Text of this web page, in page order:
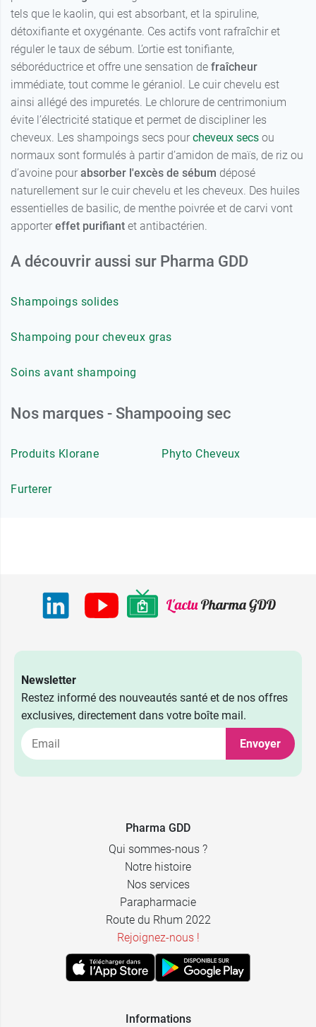
tels que le kaolin, qui est absorbant, et la spiruline,
détoxifiante et oxygénante. Ces actifs vont rafraîchir et
réguler le taux de sébum. L’ortie est tonifiante,
séboréductrice et offre une sensation de fraîcheur
immédiate, tout comme le géraniol. Le cuir chevelu est
ainsi allégé des impuretés. Le chlorure de centrimonium
évite l’électricité statique et permet de discipliner les
cheveux. Les shampoings secs pour cheveux secs ou
normaux sont formulés à partir d’amidon de maïs, de riz ou
d’avoine pour absorber l'excès de sébum déposé
naturellement sur le cuir chevelu et les cheveux. Des huiles
essentielles de basilic, de menthe poivrée et de carvi vont
apporter effet purifiant et antibactérien.
A découvrir aussi sur Pharma GDD
Shampoings solides
Shampoing pour cheveux gras
Soins avant shampoing
Nos marques - Shampooing sec
Produits Klorane Phyto Cheveux
Furterer
Newsletter
Restez informé des nouveautés santé et de nos offres
exclusives, directement dans votre boîte mail.
Envoyer
Pharma GDD
Qui sommes-nous ?
Notre histoire
Nos services
Parapharmacie
Route du Rhum 2022
Rejoignez-nous !
Informations